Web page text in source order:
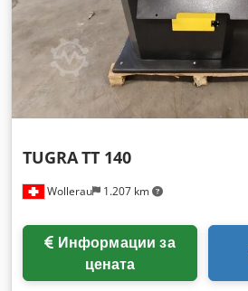
Wollerau 1.207 km
TUGRATT 140
цената